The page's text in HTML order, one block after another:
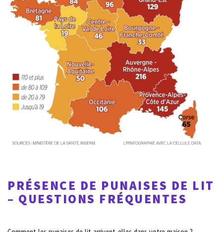
PRÉSENCE DE PUNAISES DE LIT
– QUESTIONS FRÉQUENTES